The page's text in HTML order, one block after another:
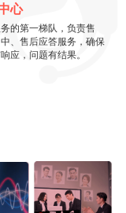
心
的第一梯队，负责售
、售后应答服务，确保
应，问题有结果。